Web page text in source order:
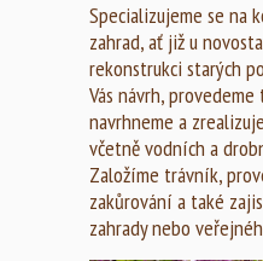
Specializujeme se na
zahrad, ať již u
rekonstrukci starých
Vás návrh,
navrhneme a
včetně vodních a
Založíme trávník,
zakůrování a také
zahrady nebo